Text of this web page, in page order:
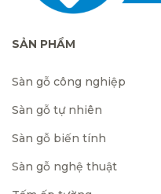
SẢN PHẨM
Sàn gỗ công nghiệp
Sàn gỗ tự nhiên
Sàn gỗ biến tính
Sàn gỗ nghệ thuật